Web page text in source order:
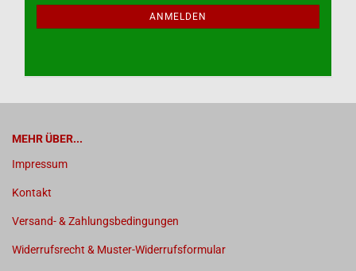
ANMELDEN
MEHR ÜBER...
Impressum
Kontakt
Versand- & Zahlungsbedingungen
Widerrufsrecht & Muster-Widerrufsformular